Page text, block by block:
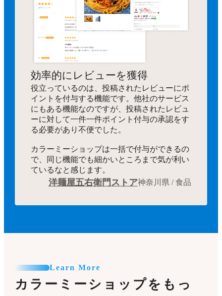
効率的にレビューを獲得
役立っているのは、投稿されたレビューにポ
イントを付与する機能です。他社のサービス
にもある機能なのですが、投稿されたレビュ
ーに対して一件一件ポイント付与の承認をす
る必要があり不便でした。
カラーミーショップは一括で付与ができるの
で、同じ機能でも細かいところまで気が利い
ているなと感じます。
洋麺屋五右衛門ストア神奈川県 / 食品
Learn More
カラーミーショップをもっ